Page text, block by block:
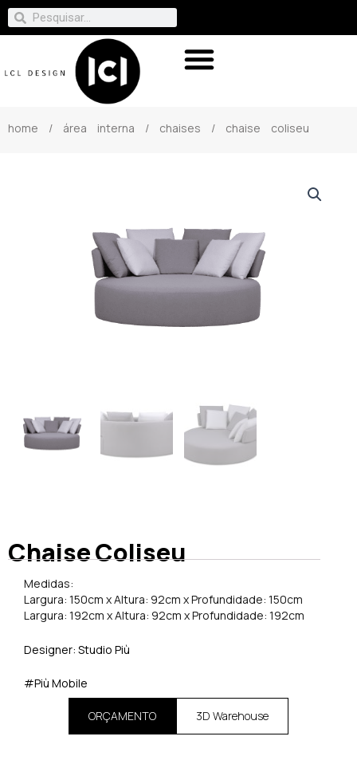
home / área interna / chaises / chaise coliseu
Chaise Coliseu
Medidas:
Largura: 150cm x Altura: 92cm x Profundidade: 150cm
Largura: 192cm x Altura: 92cm x Profundidade: 192cm
Designer: Studio Più
#Più Mobile
ORÇAMENTO 3D Warehouse